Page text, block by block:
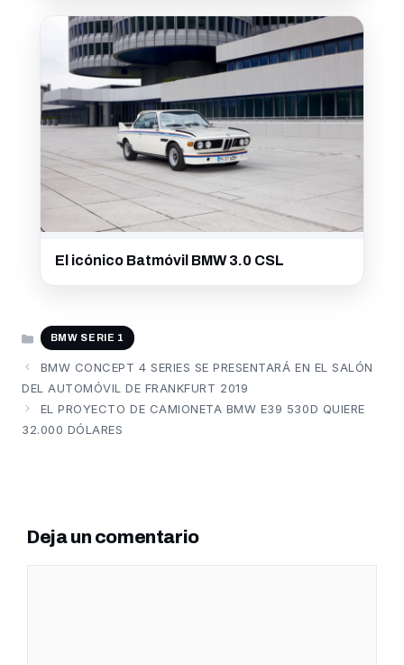
El icónico Batmóvil BMW 3.0 CSL
CATEGORÍAS
BMW SERIE 1
BMW CONCEPT 4 SERIES SE PRESENTARÁ EN EL SALÓN
DEL AUTOMÓVIL DE FRANKFURT 2019
EL PROYECTO DE CAMIONETA BMW E39 530D QUIERE
32.000 DÓLARES
Deja un comentario